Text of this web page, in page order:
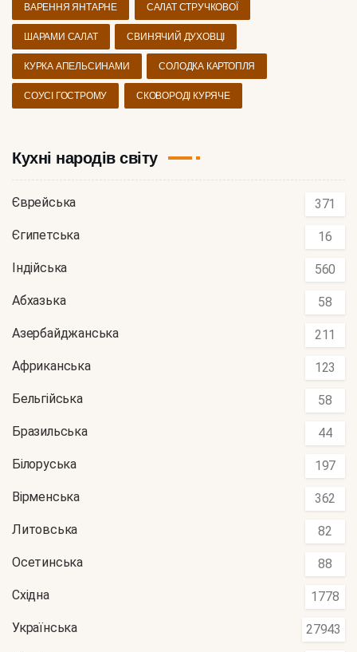
ВАРЕННЯ ЯНТАРНЕ САЛАТ СТРУЧКОВОЇ
ШАРАМИ САЛАТ СВИНЯЧИЙ ДУХОВЦІ
КУРКА АПЕЛЬСИНАМИ СОЛОДКА КАРТОПЛЯ
СОУСІ ГОСТРОМУ СКОВОРОДІ КУРЯЧЕ
Кухні народів світу
Єврейська 371
Єгипетська 16
Індійська 560
Абхазька 58
Азербайджанська 211
Африканська 123
Бельгійська 58
Бразильська 44
Білоруська 197
Вірменська 362
Литовська 82
Осетинська 88
Східна 1778
Українська 27943